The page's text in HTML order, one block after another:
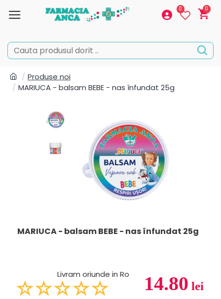
0 0
Produse noi
MARIUCA - balsam BEBE - nas înfundat 25g
MARIUCA - balsam BEBE - nas înfundat 25g
14.80 lei
Livram oriunde in Ro